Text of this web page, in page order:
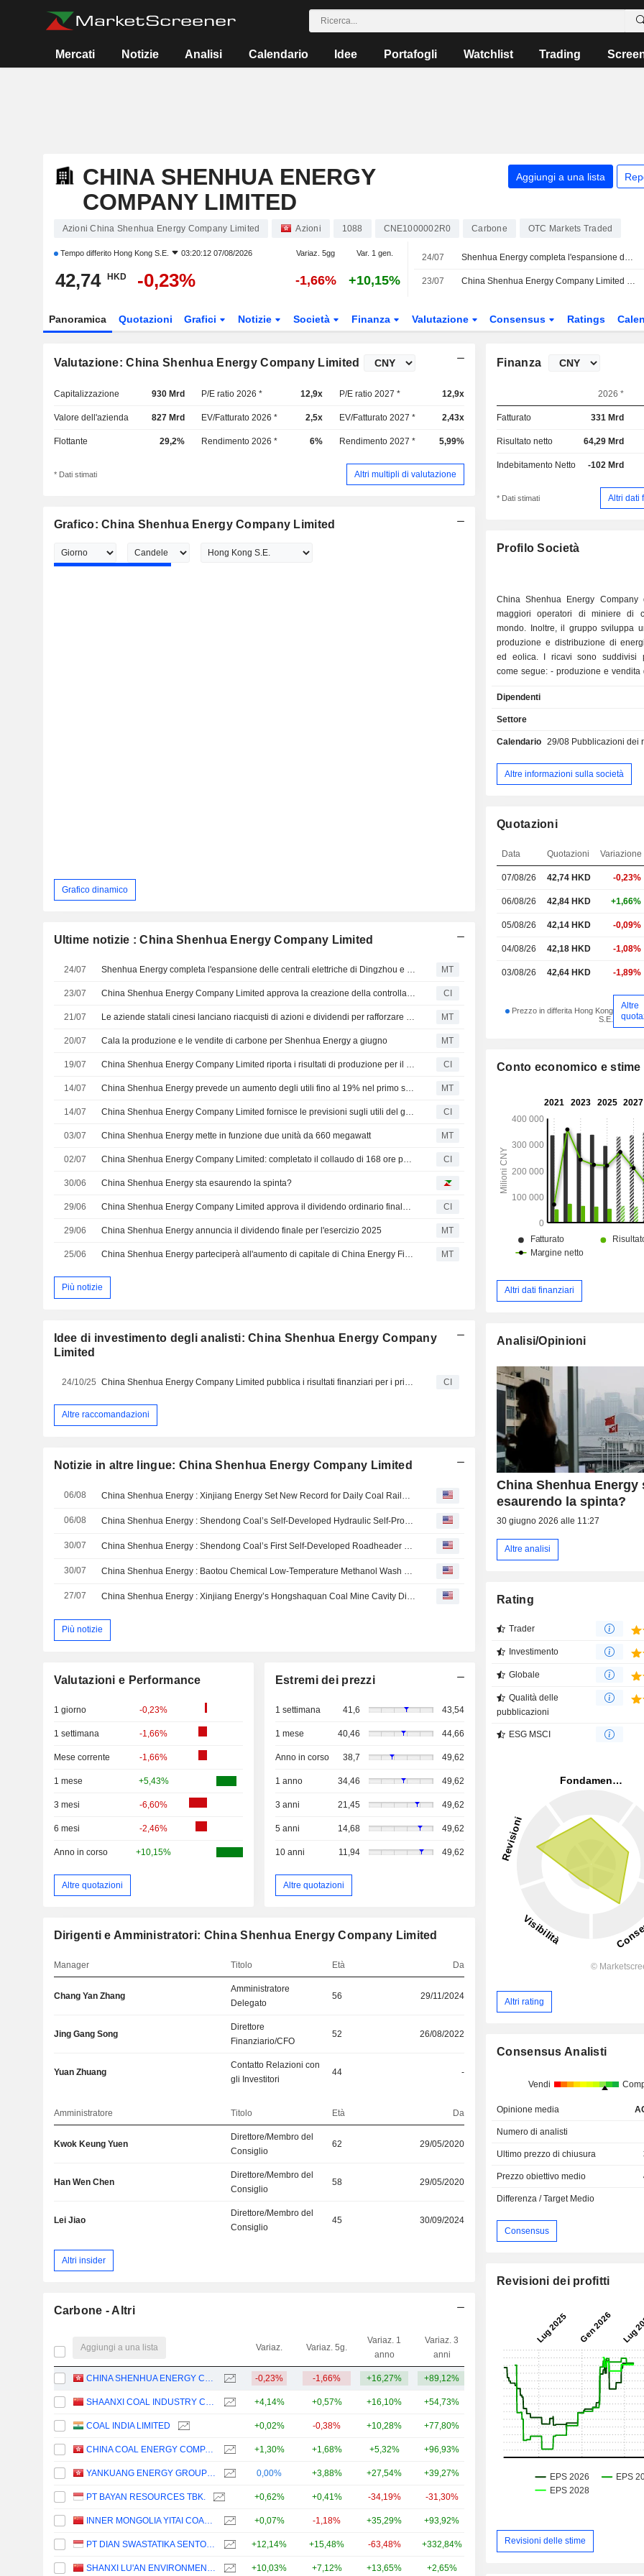
Mercati Notizie Analisi Calendario Idee Portafogli Watchlist Trading
CHINA SHENHUA ENERGY
COMPANY LIMITED
Aggiungi a una lista
Azioni China Shenhua Energy Company Limited Azioni 1088 CNE1000002R0 Carbone OTC Markets Traded
Tempo differito Hong Kong S.E. 03:20:12 07/08/2026 Variaz. 5gg Var. 1 gen.
42,74 HKD -0,23% -1,66% +10,15%
24/07 Shenhua Energy completa l'espansione delle centrali elettriche di Dingzhou e Cangdong
23/07 China Shenhua Energy Company Limited approva la creazione della controllata totalitaria China Energy Inner Mongolia Coal Technology Research Institute Co., Ltd
Panoramica Quotazioni Grafici Notizie Società Finanza Valutazione Consensus Ratings
Valutazione: China Shenhua Energy Company Limited
Capitalizzazione 930 Mrd P/E ratio 2026 * 12,9x P/E ratio 2027 * 12,9x
Valore dell'azienda 827 Mrd EV/Fatturato 2026 * 2,5x EV/Fatturato 2027 * 2,43x
Flottante 29,2% Rendimento 2026 * 6% Rendimento 2027 * 5,99%
* Dati stimati Altri multipli di valutazione
Grafico: China Shenhua Energy Company Limited
Grafico dinamico
Ultime notizie : China Shenhua Energy Company Limited
24/07 Shenhua Energy completa l'espansione delle centrali elettriche di Dingzhou e Cangdong MT
23/07 China Shenhua Energy Company Limited approva la creazione della controllata totalitaria China Energy Inner Mongolia Coal Technology Research Institute Co., Ltd CI
21/07 Le aziende statali cinesi lanciano riacquisti di azioni e dividendi per rafforzare la fiducia del mercato MT
20/07 Cala la produzione e le vendite di carbone per Shenhua Energy a giugno MT
19/07 China Shenhua Energy Company Limited riporta i risultati di produzione per il mese e per l'anno in corso al 30 giugno 2026 CI
14/07 China Shenhua Energy prevede un aumento degli utili fino al 19% nel primo semestre MT
14/07 China Shenhua Energy Company Limited fornisce le previsioni sugli utili del gruppo per il primo semestre conclusosi il 30 giugno 2026 CI
03/07 China Shenhua Energy mette in funzione due unità da 660 megawatt MT
02/07 China Shenhua Energy Company Limited: completato il collaudo di 168 ore per le unità di generazione n. 5 di Dingzhou Fase III e Cangdong Fase III CI
30/06 China Shenhua Energy sta esaurendo la spinta?
29/06 China Shenhua Energy Company Limited approva il dividendo ordinario finale per l'esercizio chiuso al 31 dicembre 2025, in pagamento il 26 agosto 2026 CI
29/06 China Shenhua Energy annuncia il dividendo finale per l'esercizio 2025 MT
25/06 China Shenhua Energy parteciperà all'aumento di capitale di China Energy Finance MT
Più notizie
Idee di investimento degli analisti: China Shenhua Energy Company
Limited
24/10/25 CI
Altre raccomandazioni
Notizie in altre lingue: China Shenhua Energy Company Limited
06/08
06/08
30/07
30/07
27/07
Più notizie
Valutazioni e Performance
1 giorno -0,23%
1 settimana -1,66%
Mese corrente -1,66%
1 mese +5,43%
3 mesi -6,60%
6 mesi -2,46%
Anno in corso +10,15%
Altre quotazioni
Estremi dei prezzi
1 settimana 41,6 43,54
1 mese 40,46 44,66
Anno in corso 38,7 49,62
1 anno 34,46 49,62
3 anni 21,45 49,62
5 anni 14,68 49,62
10 anni 11,94 49,62
Altre quotazioni
Dirigenti e Amministratori: China Shenhua Energy Company Limited
Manager Titolo Età Da
Chang Yan Zhang
Amministratore
Delegato
56 29/11/2024
Jing Gang Song
Direttore
Finanziario/CFO
52 26/08/2022
Yuan Zhuang
Contatto Relazioni con
gli Investitori
44 -
Amministratore Titolo Età Da
Kwok Keung Yuen
Direttore/Membro del
Consiglio
62 29/05/2020
Han Wen Chen
Direttore/Membro del
Consiglio
58 29/05/2020
Lei Jiao
Direttore/Membro del
Consiglio
45 30/09/2024
Altri insider
Carbone - Altri
Aggiungi a una lista Variaz. Variaz. 5g.
Variaz. 1
anno
Variaz. 3
anni
Capi.($)
CHINA SHENHUA ENERGY COMPANY LIMITED -0,23% -1,66% +16,27% +89,12% 135 Mrd
SHAANXI COAL INDUSTRY COMPANY LIMITED +4,14% +0,57% +16,10% +54,73% 34,31 Mrd
COAL INDIA LIMITED +0,02% -0,38% +10,28% +77,80% 26,93 Mrd
CHINA COAL ENERGY COMPANY LIMITED +1,30% +1,68% +5,32% +96,93% 23,55 Mrd
YANKUANG ENERGY GROUP COMPANY LIMITED 0,00% +3,88% +27,54% +39,27%
PT BAYAN RESOURCES TBK. +0,62% +0,41% -34,19% -31,30%
INNER MONGOLIA YITAI COAL CO.,LTD. +0,07% -1,18% +35,29% +93,92%
PT DIAN SWASTATIKA SENTOSA TBK +12,14% +15,48% -63,48% +332,84% 7,46 Mrd
SHANXI LU'AN ENVIRONMENTAL ENERGY DEVELOPMENT CO., LTD. +10,03% +7,12% +13,65% +2,65%
Finanza
2026 *
Fatturato 331 Mrd
Risultato netto 64,29 Mrd
Indebitamento Netto -102 Mrd
* Dati stimati Altri dati
Profilo Società
China Shenhua Energy
maggiori operatori di miniere di
mondo. Inoltre, il gruppo sviluppa
produzione e distribuzione di
ed eolica. I ricavi sono suddivisi
come segue: - produzione e vendita di carbone
2017; - distribuzione di energia elettrica
(31,5%): 262.870 GWh prodotti
- servizi di trasporto ferroviario e
ricavi.
Dipendenti
Settore
Calendario 29/08 Pubblicazioni dei
Altre informazioni sulla società
Quotazioni
Data Quotazioni Variazione
07/08/26 42,74HKD -0,23%
06/08/26 42,84 HKD +1,66%
05/08/26 42,14 HKD -0,09%
04/08/26 42,18 HKD -1,08%
03/08/26 42,64 HKD -1,89%
Prezzo in differita Hong Kong
S.E.
Altre
Conto economico e stime
Altri dati finanziari
Analisi/Opinioni
China Shenhua Energy
esaurendo la spinta?
30 giugno 2026 alle 11:27
Altre analisi
Rating
Trader
Investimento
Globale
Qualità delle
pubblicazioni
ESG MSCI
Altri rating
Consensus Analisti
Vendi
Opinione media
Numero di analisti
Ultimo prezzo di chiusura
Prezzo obiettivo medio
Differenza / Target Medio
Consensus
Revisioni dei profitti
Revisioni delle stime